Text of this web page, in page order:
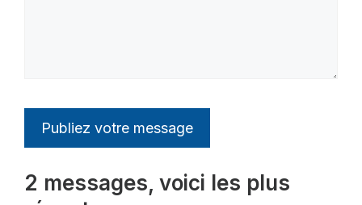
2 messages, voici les plus